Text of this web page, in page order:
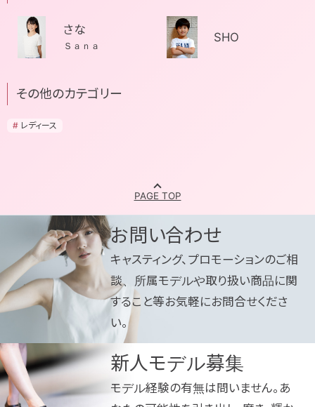
さな
Ｓａｎａ
SHO
その他のカテゴリー
レディース
お問い合わせ
キャスティング、プロモーションのご相
談、所属モデルや取り扱い商品に関
すること等お気軽にお問合せくださ
い。
新人モデル募集
モデル経験の有無は問いません。あ